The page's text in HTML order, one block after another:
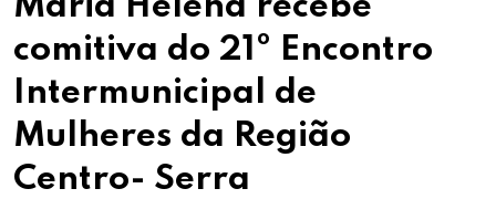
Maria Helena recebe
comitiva do 21º Encontro
Intermunicipal de
Mulheres da Região
Centro- Serra